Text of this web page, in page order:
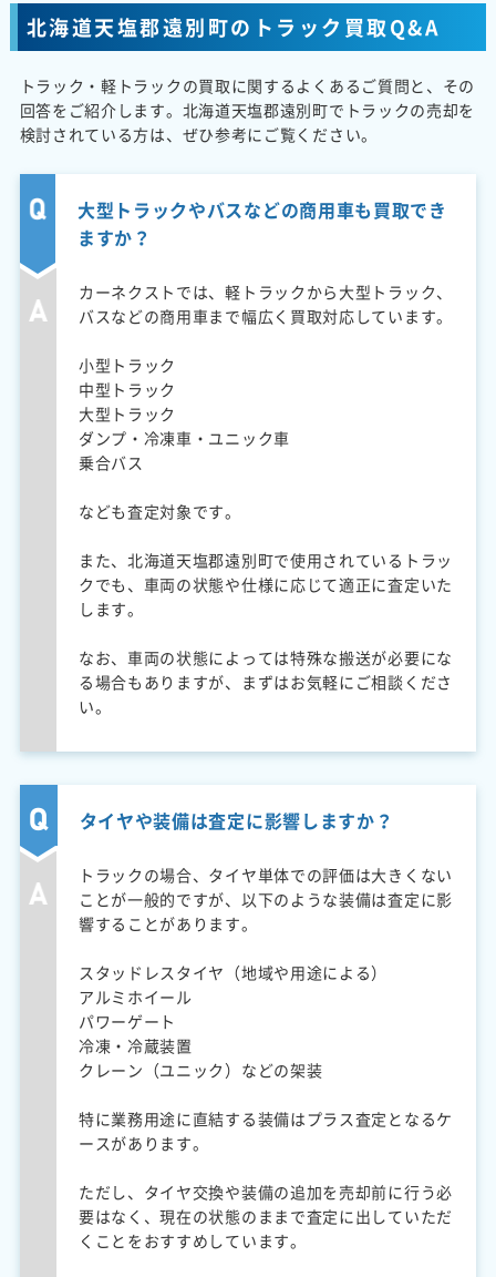
北海道天塩郡遠別町のトラック買取Q&A
トラック・軽トラックの買取に関するよくあるご質問と、その
回答をご紹介します。北海道天塩郡遠別町でトラックの売却を
検討されている方は、ぜひ参考にご覧ください。
大型トラックやバスなどの商用車も買取でき
ますか？
カーネクストでは、軽トラックから大型トラック、
バスなどの商用車まで幅広く買取対応しています。
小型トラック
中型トラック
大型トラック
ダンプ・冷凍車・ユニック車
乗合バス
なども査定対象です。
また、北海道天塩郡遠別町で使用されているトラッ
クでも、車両の状態や仕様に応じて適正に査定いた
します。
なお、車両の状態によっては特殊な搬送が必要にな
る場合もありますが、まずはお気軽にご相談くださ
い。
タイヤや装備は査定に影響しますか？
トラックの場合、タイヤ単体での評価は大きくない
ことが一般的ですが、以下のような装備は査定に影
響することがあります。
スタッドレスタイヤ（地域や用途による）
アルミホイール
パワーゲート
冷凍・冷蔵装置
クレーン（ユニック）などの架装
特に業務用途に直結する装備はプラス査定となるケ
ースがあります。
ただし、タイヤ交換や装備の追加を売却前に行う必
要はなく、現在の状態のままで査定に出していただ
くことをおすすめしています。